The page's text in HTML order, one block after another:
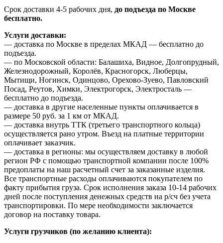
Срок доставки 4-5 рабочих дня, до подъезда по Москве
бесплатно.
Услуги доставки:
— доставка по Москве в пределах МКАД — бесплатно до
подъезда.
— по Московской области: Балашиха, Видное, Долгопрудный,
Железнодорожный, Королёв, Красногорск, Люберцы,
Мытищи, Ногинск, Одинцово, Орехово-Зуево, Павловский
Посад, Реутов, Химки, Электрогорск, Электросталь —
бесплатно до подъезда.
— доставка в другие населенные пункты оплачивается в
размере 50 руб. за 1 км от МКАД.
— доставка внутрь ТТК (третьего транспортного кольца)
осуществляется рано утром. Въезд на платные территории
оплачивает заказчик.
— доставка в регионы: мы осуществляем доставку в любой
регион РФ с помощью транспортной компании после 100%
предоплаты на наш расчетный счет за заказанные изделия.
Все транспортные расходы оплачиваются покупателем по
факту прибытия груза. Срок исполнения заказа 10-14 рабочих
дней после поступления денежных средств на р/сч без учета
транспортировки. По мере необходимости заключается
договор на поставку товара.
Услуги грузчиков (по желанию клиента):